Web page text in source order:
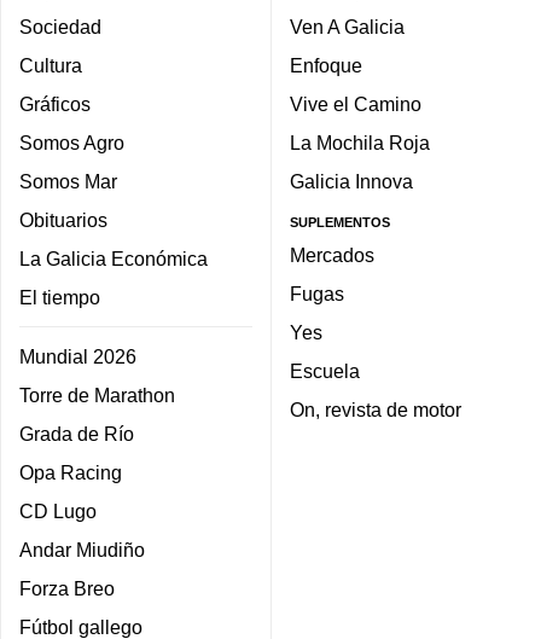
Sociedad
Cultura
Gráficos
Somos Agro
Somos Mar
Obituarios
La Galicia Económica
El tiempo
Mundial 2026
Torre de Marathon
Grada de Río
Opa Racing
CD Lugo
Andar Miudiño
Forza Breo
Fútbol gallego
Ven A Galicia
Enfoque
Vive el Camino
La Mochila Roja
Galicia Innova
SUPLEMENTOS
Mercados
Fugas
Yes
Escuela
On, revista de motor